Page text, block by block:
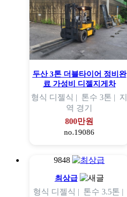
두산 3톤 더블타이어 정비완
료 가성비 디젤지게차
형식 디젤식 | 톤수 3톤 | 지
역 경기
800만원
no.19086
9848
최상급
형식 디젤식 | 톤수 3.5톤 |